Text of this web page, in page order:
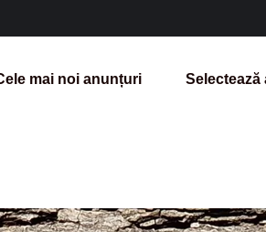
mai noi anunțuri